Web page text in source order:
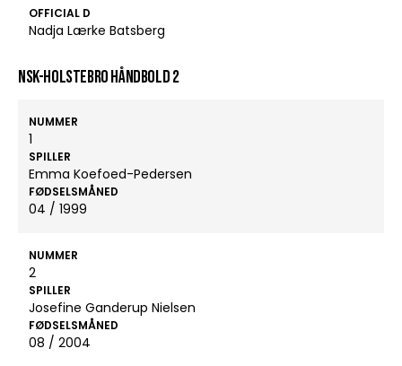
OFFICIAL D
Nadja Lærke Batsberg
NSK-Holstebro Håndbold 2
NUMMER
1
SPILLER
Emma Koefoed-Pedersen
FØDSELSMÅNED
04 / 1999
NUMMER
2
SPILLER
Josefine Ganderup Nielsen
FØDSELSMÅNED
08 / 2004